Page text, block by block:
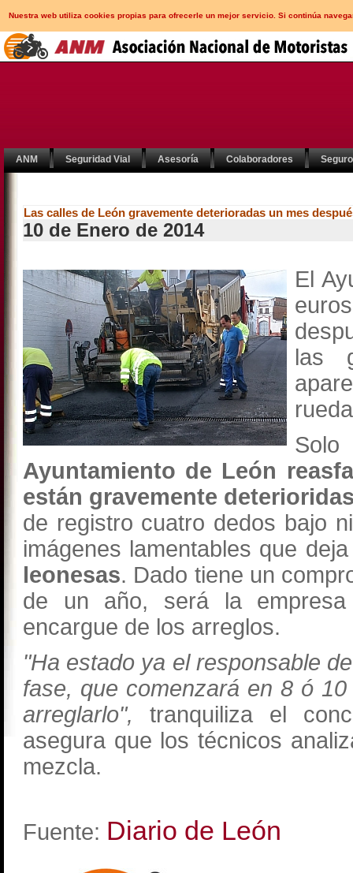
Nuestra web utiliza cookies propias para ofrecerle un mejor servicio. Si continúa
ANM Seguridad Vial Asesoría Colaboradores
Las calles de León gravemente deterioradas un mes
10 de Enero de 2014
El
las
Ayuntamiento de León
están gravemente
de registro cuatro dedos bajo
imágenes lamentables que
leonesas. Dado tiene un
de un año, será la
encargue de los arreglos.
"Ha estado ya el responsable
fase, que comenzará en 8 ó
arreglarlo", tranquiliza el
asegura que los técnicos
mezcla.
Fuente: Diario de León